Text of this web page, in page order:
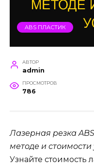
ABS ПЛАСТИК
АВТОР
admin
ПРОСМОТРОВ
786
Лазерная резка
методе и стоимости
Узнайте стоимость